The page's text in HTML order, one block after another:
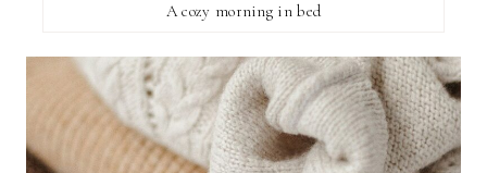
A cozy morning in bed